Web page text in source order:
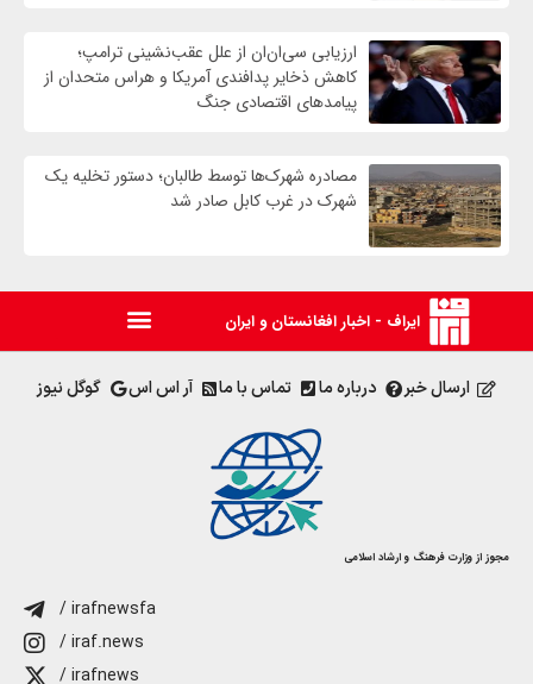
ارزیابی سی‌ان‌ان از علل عقب‌نشینی ترامپ؛
کاهش ذخایر پدافندی آمریکا و هراس متحدان از
پیامدهای اقتصادی جنگ
مصادره شهرک‌ها توسط طالبان؛ دستور تخلیه یک
شهرک در غرب کابل صادر شد
ایراف - اخبار افغانستان و ایران
ارسال خبر درباره ما تماس با ما آر اس اس گوگل نیوز
مجوز از وزارت فرهنگ و ارشاد اسلامی
/ irafnewsfa
/ iraf.news
/ irafnews